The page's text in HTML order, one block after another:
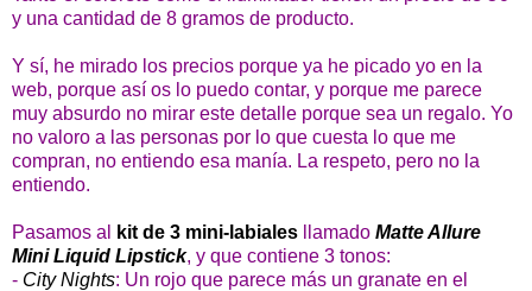
y una cantidad de 8 gramos de producto.
Y sí, he mirado los precios porque ya he picado yo en la
web, porque así os lo puedo contar, y porque me parece
muy absurdo no mirar este detalle porque sea un regalo. Yo
no valoro a las personas por lo que cuesta lo que me
compran, no entiendo esa manía. La respeto, pero no la
entiendo.
Pasamos al kit de 3 mini-labiales llamado Matte Allure
Mini Liquid Lipstick, y que contiene 3 tonos:
- City Nights: Un rojo que parece más un granate en el